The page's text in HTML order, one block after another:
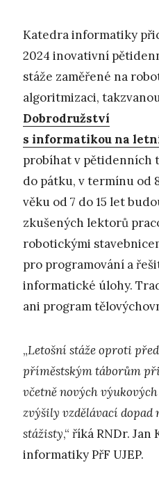
Katedra informatiky
2024 inovativní
stáže zaměřené na
algoritmizaci,
Dobrodružství
s informatikou na
probíhat v pětidenních
do pátku, v termínu od
věku od 7 do 15 let
zkušených lektorů
robotickými
pro programování a
informatické úlohy.
ani program
„Letošní stáže oproti
příměstským táborům
včetně nových
zvýšily vzdělávací
stážisty,“ říká RNDr.
informatiky PřF UJEP.